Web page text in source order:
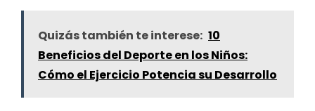
Quizás también te interese: 10
Beneficios del Deporte en los Niños:
Cómo el Ejercicio Potencia su Desarrollo